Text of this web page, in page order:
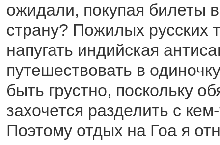
ожидали, покупая билеты
страну? Пожилых русских
напугать индийская
путешествовать в
быть грустно, поскольку
захочется разделить с
Поэтому отдых на Гоа я